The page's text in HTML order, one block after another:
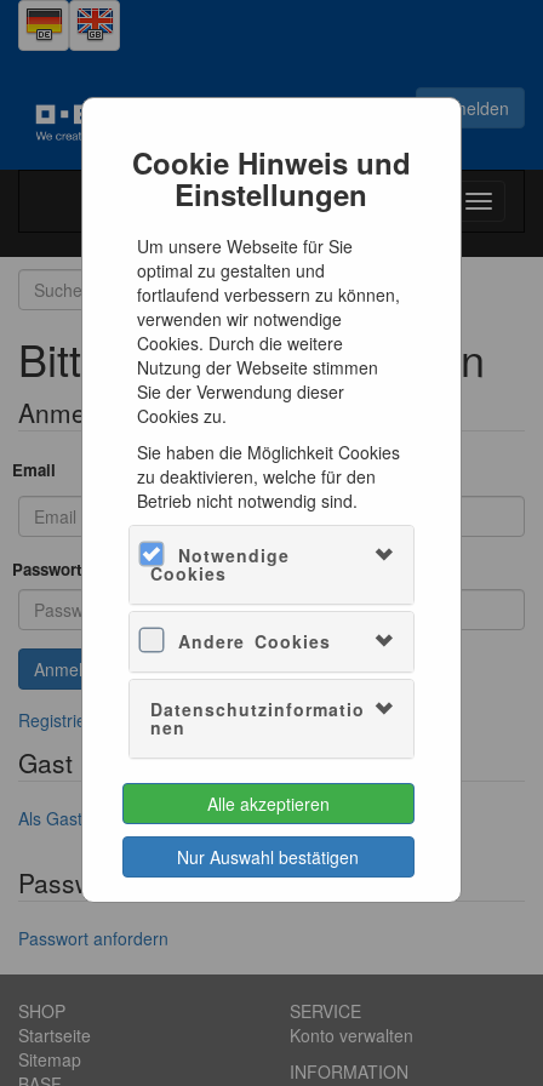
Cookie Hinweis und
Einstellungen
Um unsere Webseite für Sie
optimal zu gestalten und
fortlaufend verbessern zu können,
verwenden wir notwendige
Cookies. Durch die weitere
Nutzung der Webseite stimmen
Sie der Verwendung dieser
Cookies zu.
Sie haben die Möglichkeit Cookies
zu deaktivieren, welche für den
Betrieb nicht notwendig sind.
Notwendige
Cookies
Andere Cookies
Datenschutzinformatio
nen
Alle akzeptieren
Nur Auswahl bestätigen
Anmelden
Toggle
Bitte melden Sie sich an
Anmeldeformular
Email
Passwort
Registrieren, wenn Sie kein Konto besitzen
Gast Login
Als Gast anmelden
Passwort vergessen?
Passwort anfordern
SHOP
Startseite
Sitemap
SERVICE
Konto verwalten
INFORMATION